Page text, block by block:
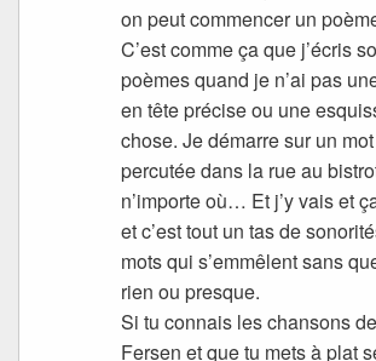
on peut commencer un
C’est comme ça que j’écris
poèmes quand je n’ai pas
en tête précise ou une
chose. Je démarre sur un mot
percutée dans la rue au
n’importe où… Et j’y vais et
et c’est tout un tas de
mots qui s’emmêlent sans
rien ou presque.
Si tu connais les chansons
Fersen et que tu mets à plat